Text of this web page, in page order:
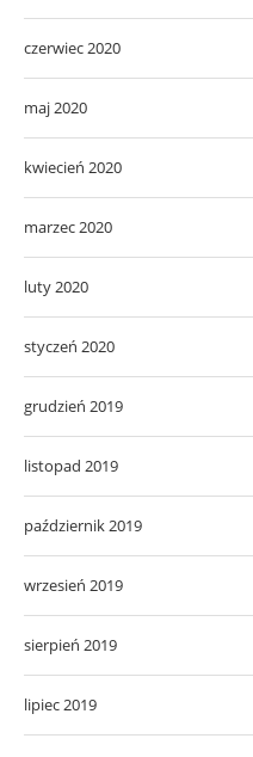
czerwiec 2020
maj 2020
kwiecień 2020
marzec 2020
luty 2020
styczeń 2020
grudzień 2019
listopad 2019
październik 2019
wrzesień 2019
sierpień 2019
lipiec 2019